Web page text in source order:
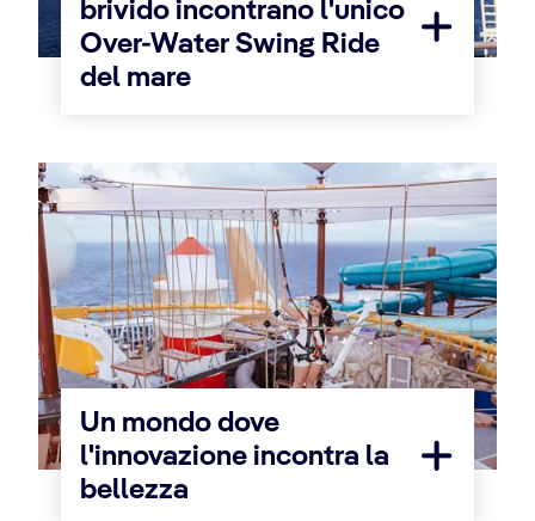
brivido incontrano l'unico
Over-Water Swing Ride
del mare
Un mondo dove
l'innovazione incontra la
bellezza